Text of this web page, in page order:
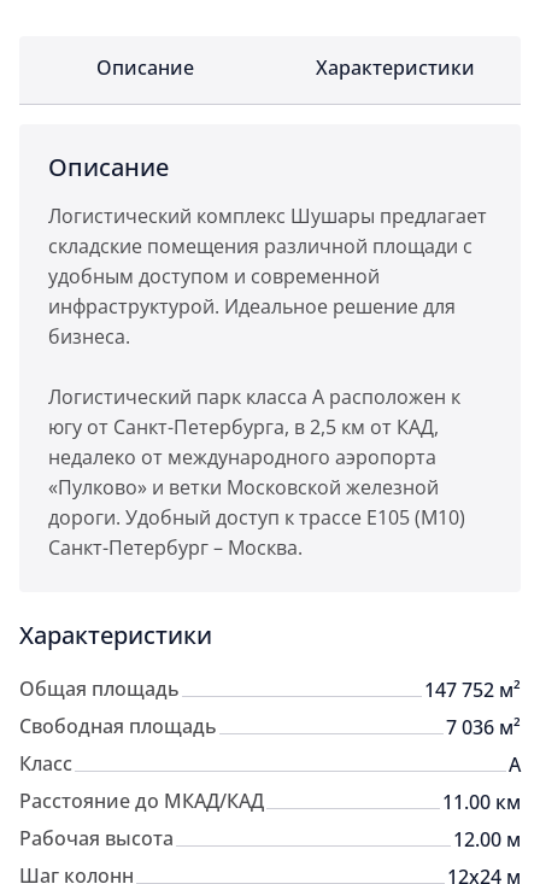
Описание Характеристики
Описание
Логистический комплекс Шушары предлагает
складские помещения различной площади с
удобным доступом и современной
инфраструктурой. Идеальное решение для
бизнеса.
Логистический парк класса А расположен к
югу от Санкт-Петербурга, в 2,5 км от КАД,
недалеко от международного аэропорта
«Пулково» и ветки Московской железной
дороги. Удобный доступ к трассе Е105 (М10)
Санкт-Петербург – Москва.
Характеристики
Общая площадь
147 752 м²
Свободная площадь
7 036 м²
Класс
A
Расстояние до МКАД/КАД
11.00 км
Рабочая высота
12.00 м
Шаг колонн
12x24 м